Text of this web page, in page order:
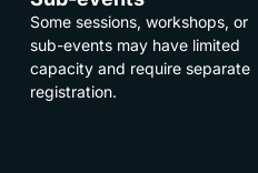
Some sessions, workshops, or
sub-events may have limited
capacity and require separate
registration.